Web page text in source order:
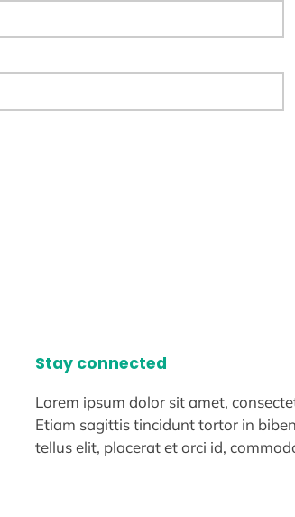
Stay connected
Lorem ipsum dolor sit amet,
Etiam sagittis tincidunt tortor in
tellus elit, placerat et orci id,